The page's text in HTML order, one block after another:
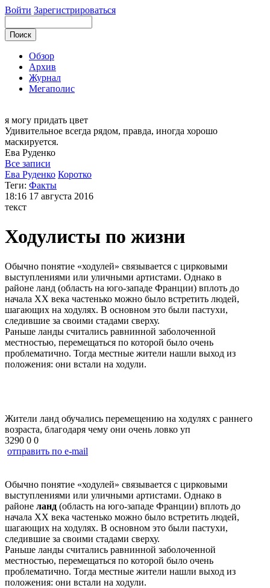
Войти Зарегистрироваться
Обзор
Архив
Журнал
Мегаполис
я могу придать цвет
Удивительное всегда рядом, правда, иногда хорошо
маскируется.
Ева Руденко
Все записи
Ева Руденко Коротко
Теги: Факты
18:16 17 августа 2016
текст
Ходулисты по жизни
Обычно понятие «ходулей» связывается с цирковыми
выступлениями или уличными артистами. Однако в
районе ланд (область на юго-западе Франции) вплоть до
начала XX века частенько можно было встретить людей,
шагающих на ходулях. В основном это были пастухи,
следившие за своими стадами сверху.
Раньше ланды считались равнинной заболоченной
местностью, перемещаться по которой было очень
проблематично. Тогда местные жители нашли выход из
положения: они встали на ходули.
Жители ланд обучались перемещению на ходулях с раннего
возраста, благодаря чему они очень ловко уп
3290 0 0
отправить по e-mail
Обычно понятие «ходулей» связывается с цирковыми
выступлениями или уличными артистами. Однако в
районе ланд (область на юго-западе Франции) вплоть до
начала XX века частенько можно было встретить людей,
шагающих на ходулях. В основном это были пастухи,
следившие за своими стадами сверху.
Раньше ланды считались равнинной заболоченной
местностью, перемещаться по которой было очень
проблематично. Тогда местные жители нашли выход из
положения: они встали на ходули.